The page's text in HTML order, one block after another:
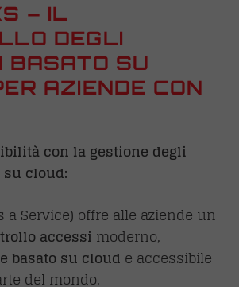
– IL
DEGLI
BASATO SU
AZIENDE CON
con la gestione degli
cloud:
a Service) offre alle aziende un
accessi moderno,
basato su cloud e accessibile
del mondo.